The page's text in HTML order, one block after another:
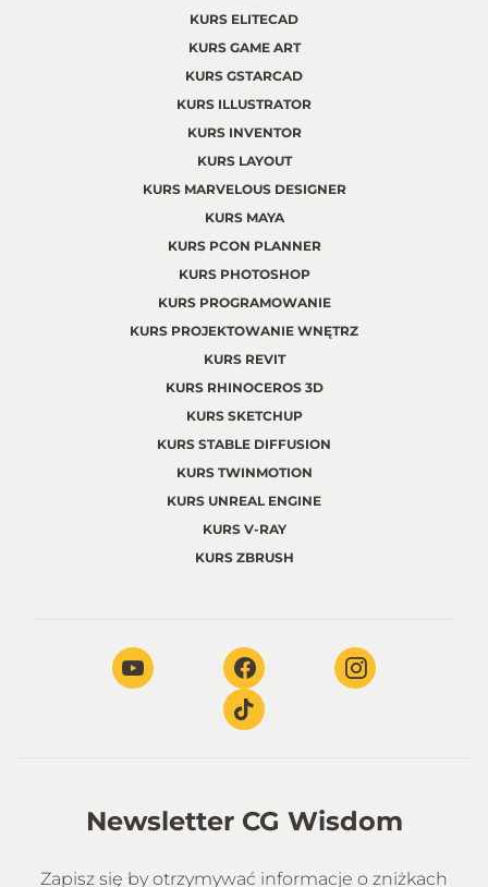
KURS ELITECAD
KURS GAME ART
KURS GSTARCAD
KURS ILLUSTRATOR
KURS INVENTOR
KURS LAYOUT
KURS MARVELOUS DESIGNER
KURS MAYA
KURS PCON PLANNER
KURS PHOTOSHOP
KURS PROGRAMOWANIE
KURS PROJEKTOWANIE WNĘTRZ
KURS REVIT
KURS RHINOCEROS 3D
KURS SKETCHUP
KURS STABLE DIFFUSION
KURS TWINMOTION
KURS UNREAL ENGINE
KURS V-RAY
KURS ZBRUSH
Newsletter CG Wisdom
Zapisz się by otrzymywać informacje o zniżkach